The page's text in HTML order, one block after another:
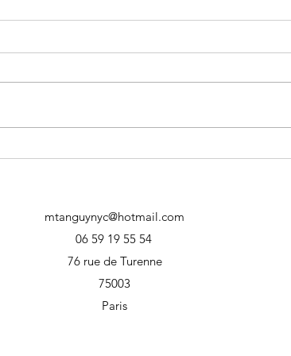
LES COUPURES DU BURN-
mtanguynyc@hotmail.com
06 59 19 55 54
76 rue de Turenne
75003
Paris